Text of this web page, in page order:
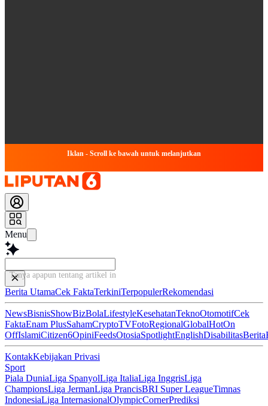
Iklan - Scroll ke bawah untuk melanjutkan
Menu
Tanya apapun tentang artikel ini...
Berita UtamaCek FaktaTerkiniTerpopulerRekomendasi
NewsBisnisShowBizBolaLifestyleKesehatanTeknoOtomotifCek
FaktaEnam PlusSahamCryptoTVFotoRegionalGlobalHotOn
OffIslamiCitizen6OpiniFeedsOtosiaSpotlightEnglishDisabilitasBerita
KontakKebijakan Privasi
Sport
Piala DuniaLiga SpanyolLiga ItaliaLiga InggrisLiga
ChampionsLiga JermanLiga PrancisBRI Super LeagueTimnas
IndonesiaLiga InternasionalOlympicCornerPrediksi